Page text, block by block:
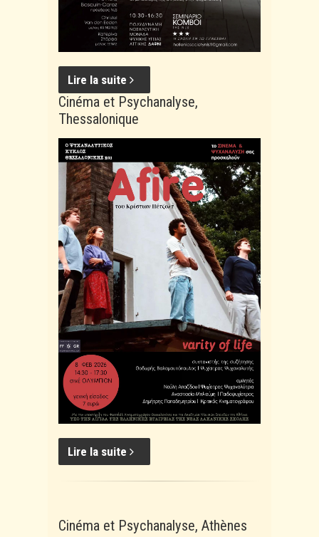
Lire la suite
Cinéma et Psychanalyse,
Thessalonique
Lire la suite
Cinéma et Psychanalyse, Athènes